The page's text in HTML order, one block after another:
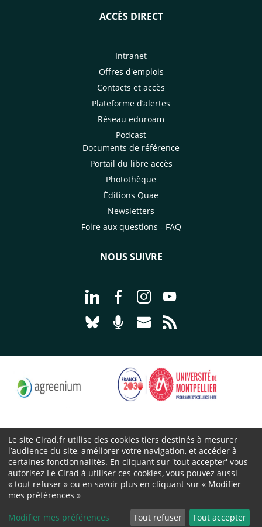
ACCÈS DIRECT
Intranet
Offres d'emplois
Contacts et accès
Plateforme d’alertes
Réseau eduroam
Podcast
Documents de référence
Portail du libre accès
Photothèque
Éditions Quae
Newsletters
Foire aux questions - FAQ
NOUS SUIVRE
Aller à la page Nous suivre sur
Aller à la page Nous suivre sur
Aller à la page Nous
Aller à la page
Aller à la page Nous suivre sur
Aller à la page Nourrir le
Aller à la page Nous
Cirad 2026 ©
Mentions légales
Protection des données personnelles
Cookies
Le site Cirad.fr utilise des cookies tiers destinés à mesurer
l’audience du site, améliorer votre navigation, et accéder à
certaines fonctionnalités. En cliquant sur 'tout accepter' vous
autorisez Le Cirad à utiliser ces cookies, vous pouvez aussi
« tout refuser » ou en savoir plus en cliquant sur « Modifier
mes préférences »
Modifier mes préférences Tout refuser Tout accepter